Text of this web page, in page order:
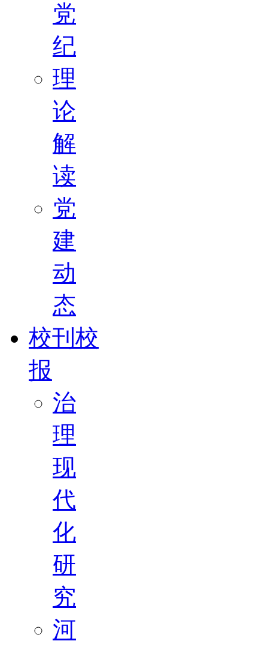
党
纪
理
论
解
读
党
建
动
态
校刊校
报
治
理
现
代
化
研
究
河